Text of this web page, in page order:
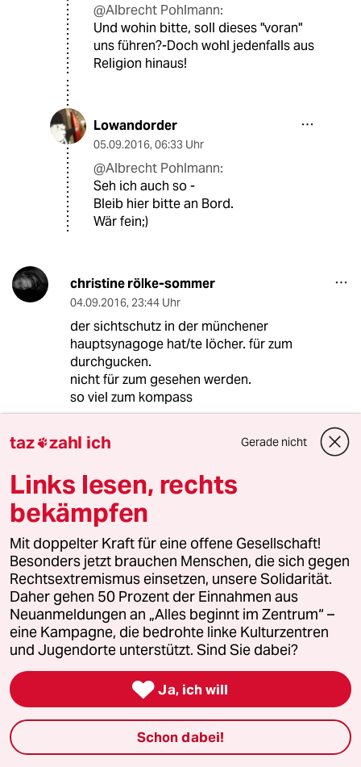
@Albrecht Pohlmann:
Und wohin bitte, soll dieses "voran"
uns führen?-Doch wohl jedenfalls aus
Religion hinaus!
Lowandorder
05.09.2016, 06:33 Uhr
@Albrecht Pohlmann:
Seh ich auch so -
Bleib hier bitte an Bord.
Wär fein;)
christine rölke-sommer
04.09.2016, 23:44 Uhr
der sichtschutz in der münchener
hauptsynagoge hat/te löcher. für zum
durchgucken.
nicht für zum gesehen werden.
so viel zum kompass
05.09.2016, 06:53 Uhr
@christine rölke-sommer:
Schon klar -;)
Alter BW-Grundsatz -
"Viel sehen - ohne selbst gesehen zu
werden!"
Handbuch Brandt-Reibert*-
Kap. - "Tarnen&Täuschen."
(*wird seit 1929 verlegt. Derzeitiger
Herausgeber ist Kapitän zur See a. D.
Dieter Stockfisch. ;)
https://de.m.wikipedia.org/wiki/Der_R
So viel zum Kompaß.
taz zahl ich Gerade nicht
Links lesen, rechts
bekämpfen
Mit doppelter Kraft für eine offene Gesellschaft!
Besonders jetzt brauchen Menschen, die sich gegen
Rechtsextremismus einsetzen, unsere Solidarität.
Daher gehen 50 Prozent der Einnahmen aus
Neuanmeldungen an „Alles beginnt im Zentrum“ –
eine Kampagne, die bedrohte linke Kulturzentren
und Jugendorte unterstützt. Sind Sie dabei?
 Ja, ich will
Schon dabei!